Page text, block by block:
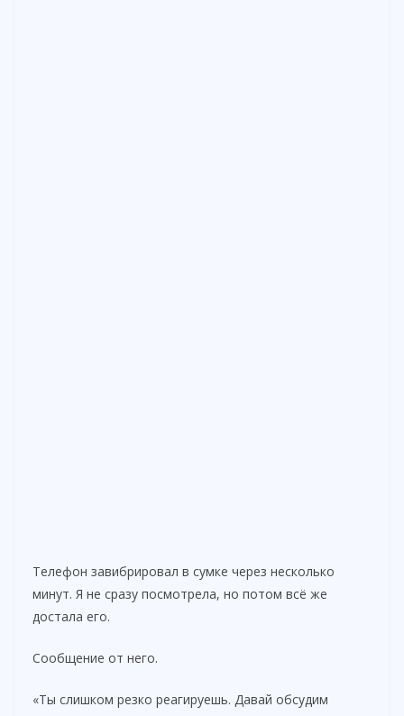
Телефон завибрировал в сумке через несколько
минут. Я не сразу посмотрела, но потом всё же
достала его.
Сообщение от него.
«Ты слишком резко реагируешь. Давай обсудим